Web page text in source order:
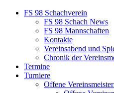
FS 98 Schachverein
FS 98 Schach News
FS 98 Mannschaften
Kontakte
Vereinsabend und
Chronik der
Termine
Turniere
Offene